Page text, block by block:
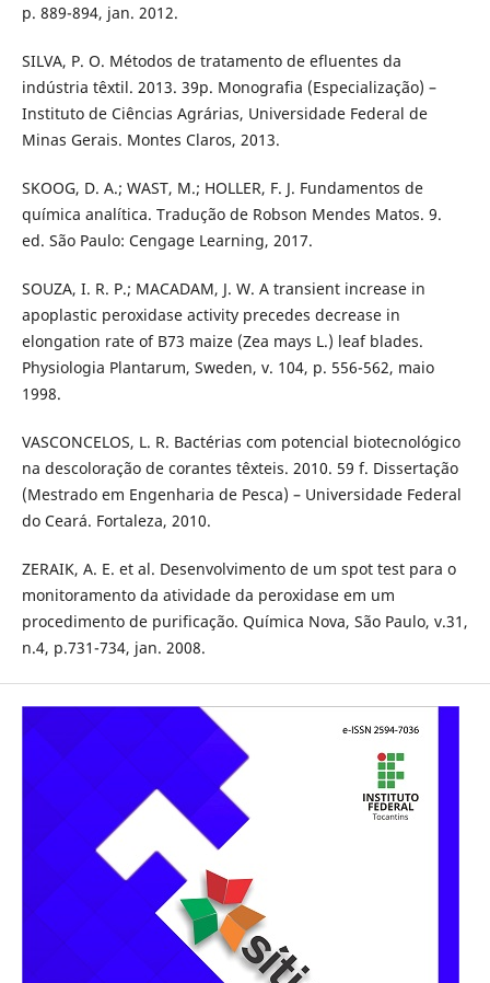
p. 889-894, jan. 2012.
SILVA, P. O. Métodos de tratamento de efluentes da
indústria têxtil. 2013. 39p. Monografia (Especialização) –
Instituto de Ciências Agrárias, Universidade Federal de
Minas Gerais. Montes Claros, 2013.
SKOOG, D. A.; WAST, M.; HOLLER, F. J. Fundamentos de
química analítica. Tradução de Robson Mendes Matos. 9.
ed. São Paulo: Cengage Learning, 2017.
SOUZA, I. R. P.; MACADAM, J. W. A transient increase in
apoplastic peroxidase activity precedes decrease in
elongation rate of B73 maize (Zea mays L.) leaf blades.
Physiologia Plantarum, Sweden, v. 104, p. 556-562, maio
1998.
VASCONCELOS, L. R. Bactérias com potencial biotecnológico
na descoloração de corantes têxteis. 2010. 59 f. Dissertação
(Mestrado em Engenharia de Pesca) – Universidade Federal
do Ceará. Fortaleza, 2010.
ZERAIK, A. E. et al. Desenvolvimento de um spot test para o
monitoramento da atividade da peroxidase em um
procedimento de purificação. Química Nova, São Paulo, v.31,
n.4, p.731-734, jan. 2008.